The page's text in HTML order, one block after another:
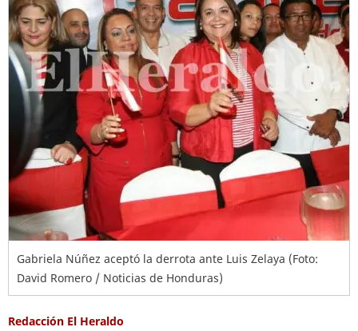
Gabriela Núñez aceptó la derrota ante Luis Zelaya (Foto:
David Romero / Noticias de Honduras)
Redacción El Heraldo